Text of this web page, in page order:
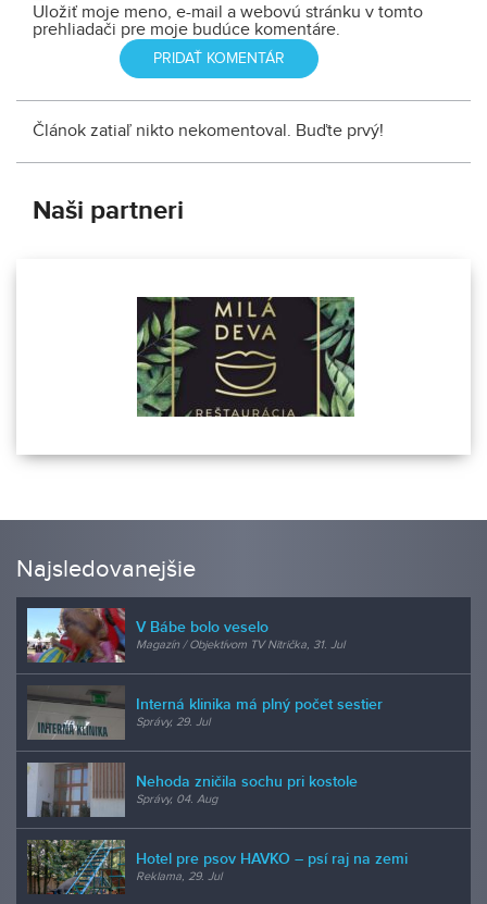
Uložiť moje meno, e-mail a webovú stránku v tomto
prehliadači pre moje budúce komentáre.
Článok zatiaľ nikto nekomentoval. Buďte prvý!
Naši partneri
Najsledovanejšie
V Bábe bolo veselo
Magazín / Objektívom TV Nitrička, 31. Jul
Interná klinika má plný počet sestier
Správy, 29. Jul
Nehoda zničila sochu pri kostole
Správy, 04. Aug
Hotel pre psov HAVKO – psí raj na zemi
Reklama, 29. Jul